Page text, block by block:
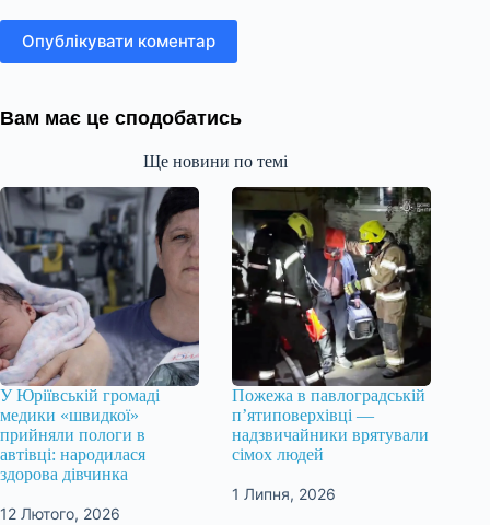
Опублікувати коментар
Вам має це сподобатись
Ще новини по темі
У Юріївській громаді
медики «швидкої»
прийняли пологи в
автівці: народилася
здорова дівчинка
12 Лютого, 2026
Пожежа в павлоградській
п’ятиповерхівці —
надзвичайники врятували
сімох людей
1 Липня, 2026